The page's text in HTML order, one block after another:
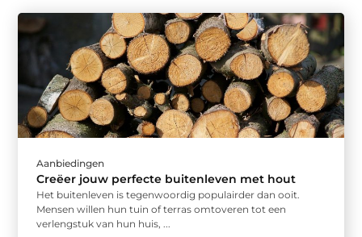
Aanbiedingen
Creëer jouw perfecte buitenleven met hout
Het buitenleven is tegenwoordig populairder dan ooit.
Mensen willen hun tuin of terras omtoveren tot een
verlengstuk van hun huis, ...